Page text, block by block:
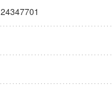
24347701